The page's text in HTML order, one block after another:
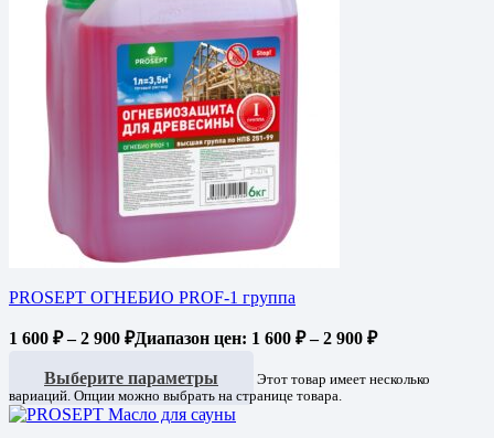
PROSEPT ОГНЕБИО PROF-1 группа
1 600 ₽ – 2 900 ₽Диапазон цен: 1 600 ₽ – 2 900 ₽
Выберите параметры
Этот товар имеет несколько
вариаций. Опции можно выбрать на странице товара.